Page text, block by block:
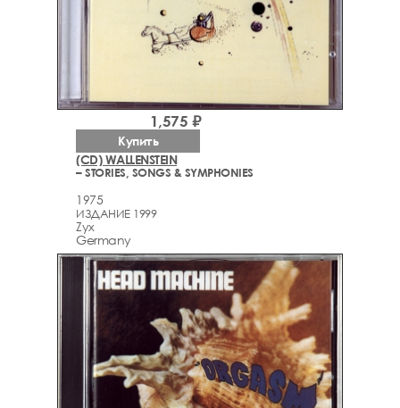
(CD) WALLENSTEIN
– STORIES, SONGS & SYMPHONIES
1975
ИЗДАНИЕ 1999
Zyx
Germany
1,575 ₽
Купить